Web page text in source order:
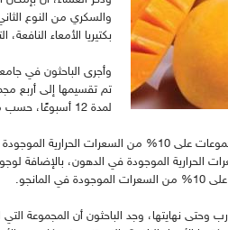
والسكري من النوع
بكتيريا الأمعاء
تم تقسيمها إلى أربع
لمدة 12 أسبوعًا، حسب ما نشره موقع روسيا اليوم.
واحتوى النظام الغذائي لإحدى المجموعات على 10% من
60% من السعرات الحرارية الموجودة في الدهون،
وحتى نهايتها، وجد الباحثون أن المجموعة